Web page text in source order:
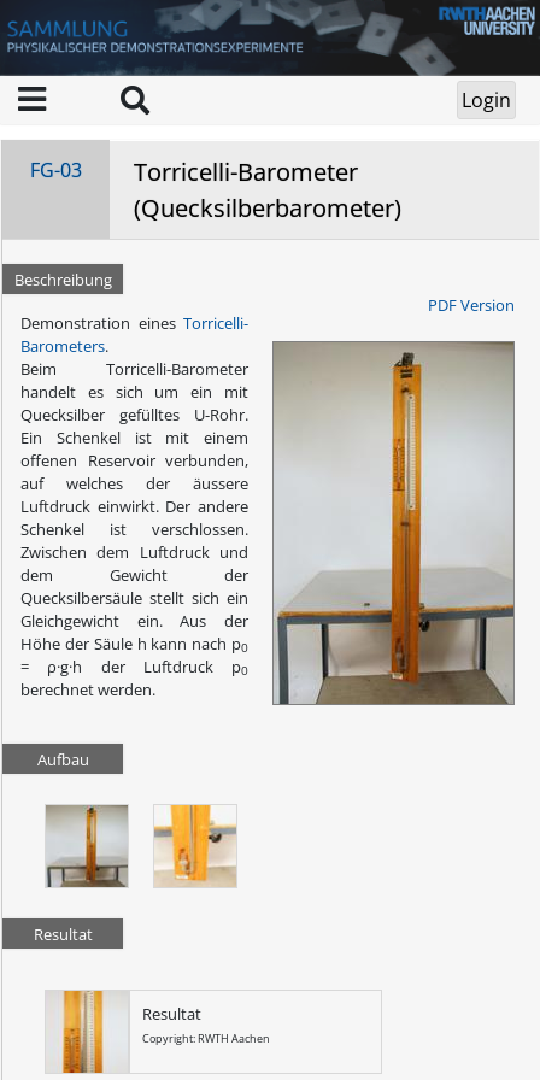
FG-03
Torricelli-Barometer
(Quecksilberbarometer)
Beschreibung
PDF Version
Demonstration eines Torricelli-
Barometers.
Beim Torricelli-Barometer
handelt es sich um ein mit
Quecksilber gefülltes U-Rohr.
Ein Schenkel ist mit einem
offenen Reservoir verbunden,
auf welches der äussere
Luftdruck einwirkt. Der andere
Schenkel ist verschlossen.
Zwischen dem Luftdruck und
dem Gewicht der
Quecksilbersäule stellt sich ein
Gleichgewicht ein. Aus der
Höhe der Säule h kann nach p0
= ρ·g·h der Luftdruck p0
berechnet werden.
Aufbau
Resultat
Resultat
Copyright: RWTH Aachen